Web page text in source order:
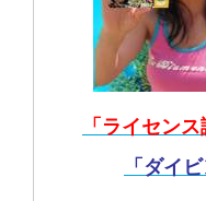
「ライセン
「ダイ